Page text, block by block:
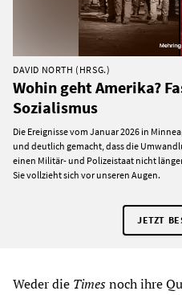
DAVID NORTH (HRSG.)
Wohin geht Amerika?
Sozialismus
Die Ereignisse vom Januar 2026 in
und deutlich gemacht, dass die
einen Militär- und Polizeistaat nicht
Sie vollzieht sich vor unseren Augen.
JETZT
Weder die Timesnoch ihre